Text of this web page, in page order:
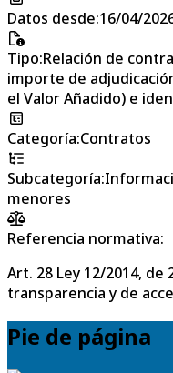
Datos desde:16/04/
Tipo:Relación de
importe de
el Valor Añadido) e
Categoría:Contratos
Subcategoría:
menores
Referencia normativa:
Art. 28 Ley 12/2014, de
transparencia y de
Pie de página